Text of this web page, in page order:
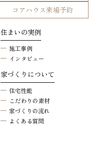
コアハウス来場予約
住まいの実例
施工事例
インタビュー
家づくりについて
住宅性能
こだわりの素材
家づくりの流れ
よくある質問